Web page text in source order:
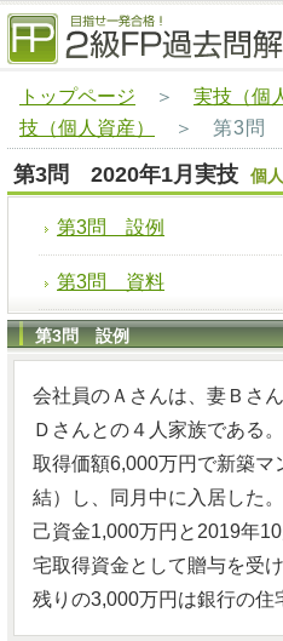
トップページ ＞ 実技（個
技（個人資産）
＞ 第3問
第3問 2020年1月実技 個
第3問 設例
第3問 資料
第3問 設例
会社員のＡさんは、妻Ｂさ
Ｄさんとの４人家族である
取得価額6,000万円で新築マ
結）し、同月中に入居した
己資金1,000万円と2019年
宅取得資金として贈与を受
残りの3,000万円は銀行の住